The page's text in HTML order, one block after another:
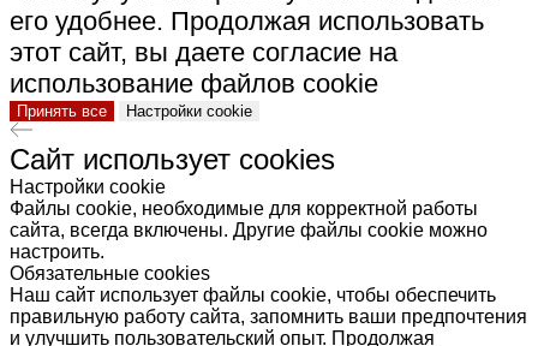
его удобнее. Продолжая использовать
этот сайт, вы даете согласие на
использование файлов cookie
Принять все Настройки cookie
Сайт использует cookies
Настройки cookie
Файлы cookie, необходимые для корректной работы
сайта, всегда включены. Другие файлы cookie можно
настроить.
Обязательные cookies
Наш сайт использует файлы cookie, чтобы обеспечить
правильную работу сайта, запомнить ваши предпочтения
и улучшить пользовательский опыт. Продолжая